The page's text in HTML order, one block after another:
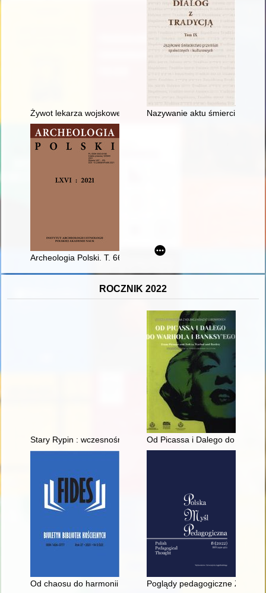
Żywot lekarza wojskowego... poczciwego : wspomnienia
Nazywanie aktu śmierci w
Archeologia Polski. T. 66 (2021)
ROCZNIK 2022
Stary Rypin : wczesnośredniowieczna perła międzyrzecza
Od Picassa i Dalego do
Od chaosu do harmonii : o sporządzaniu katalogu muzykaliów
Poglądy pedagogiczne